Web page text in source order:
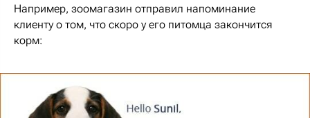
Например, зоомагазин отправил напоминание
клиенту о том, что скоро у его питомца закончится
корм: